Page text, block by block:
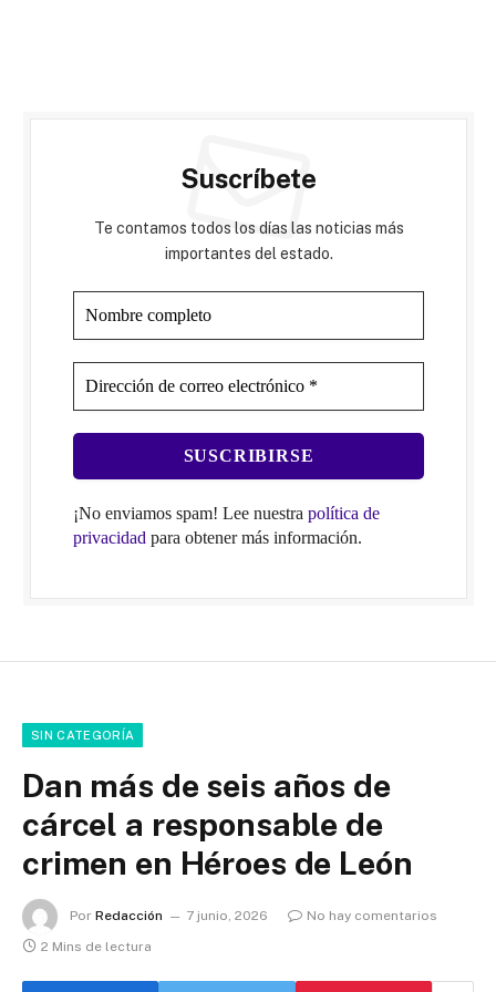
Suscríbete
Te contamos todos los días las noticias más
importantes del estado.
¡No enviamos spam! Lee nuestra política de
privacidad para obtener más información.
SIN CATEGORÍA
Dan más de seis años de
cárcel a responsable de
crimen en Héroes de León
Por Redacción 7 junio, 2026
No hay comentarios
2 Mins de lectura